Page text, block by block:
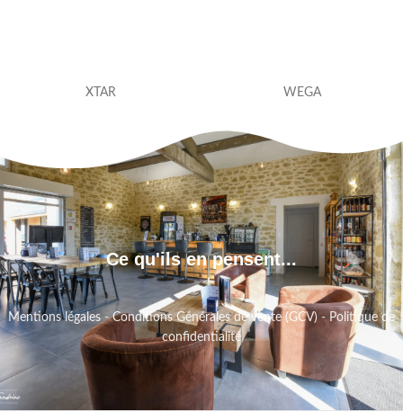
XTAR WEGA
Ce qu'ils en pensent...
Mentions légales-Conditions Générales de vente (GCV) - Politique de
confidentialité